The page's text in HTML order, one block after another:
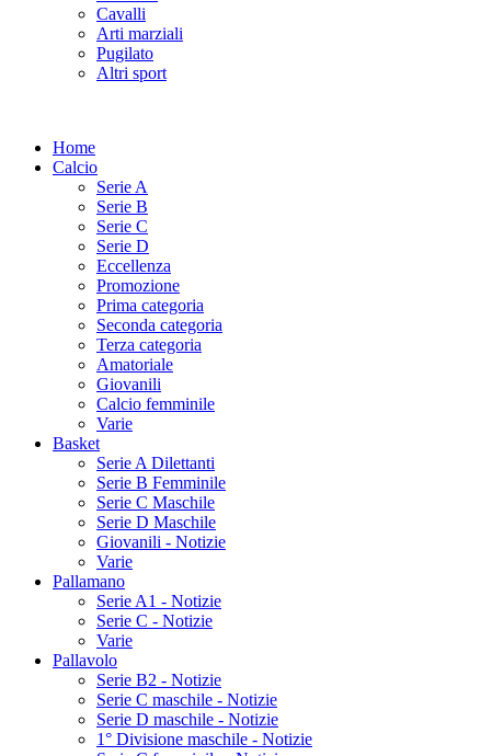
Cavalli
Arti marziali
Pugilato
Altri sport
Home
Calcio
Serie A
Serie B
Serie C
Serie D
Eccellenza
Promozione
Prima categoria
Seconda categoria
Terza categoria
Amatoriale
Giovanili
Calcio femminile
Varie
Basket
Serie A Dilettanti
Serie B Femminile
Serie C Maschile
Serie D Maschile
Giovanili - Notizie
Varie
Pallamano
Serie A1 - Notizie
Serie C - Notizie
Varie
Pallavolo
Serie B2 - Notizie
Serie C maschile - Notizie
Serie D maschile - Notizie
1° Divisione maschile - Notizie